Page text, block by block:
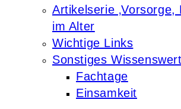
Artikelserie ‚Vorsorge,
im Alter
Wichtige Links
Sonstiges
Fachtage
Einsamkeit